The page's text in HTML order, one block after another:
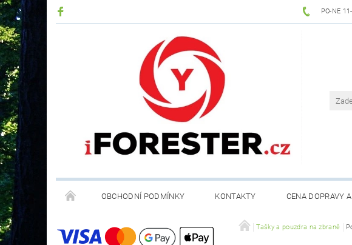
PO-NE
OBCHODNÍ PODMÍNKY KONTAKTY CENA DOPRAVY
RECYKLACE ELEKTROODPADU A BATERIÍ Tašky a pouzdra na zbraně